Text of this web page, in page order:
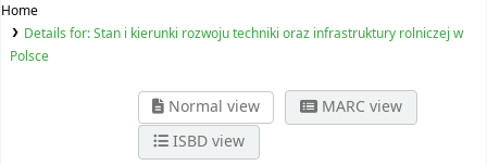
Home
Details for:Stan i kierunki rozwoju techniki oraz infrastruktury rolniczej w
Polsce
Normal view
MARC view
ISBD view